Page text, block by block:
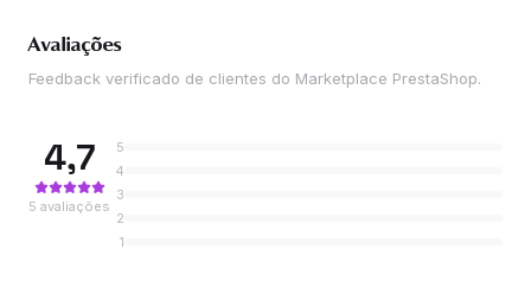
Avaliações
Feedback verificado de clientes do Marketplace PrestaShop.
4,7
5 avaliações
5
4
3
2
1